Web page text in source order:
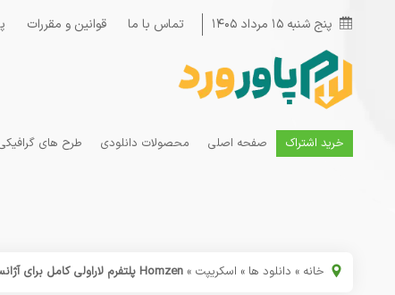
پنج شنبه ۱۵ مرداد ۱۴۰۵ تماس با ما قوانین و مقررات
خرید اشتراک صفحه اصلی محصولات دانلودی طرح های
خانه » دانلود ها » اسکریپت » Homzen پلتفرم لاراولی کامل برای آژانس‌های املاک چندزبانه با پرداخت، آژنت و API